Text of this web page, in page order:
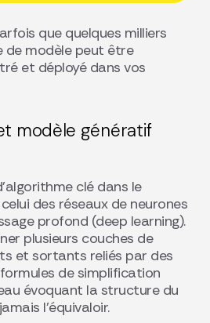
que quelques milliers
de modèle peut être
et déployé dans vos
modèle génératif
clé dans le
des réseaux de neurones
profond (deep learning).
plusieurs couches de
et sortants reliés par des
de simplification
évoquant la structure du
l’équivaloir.